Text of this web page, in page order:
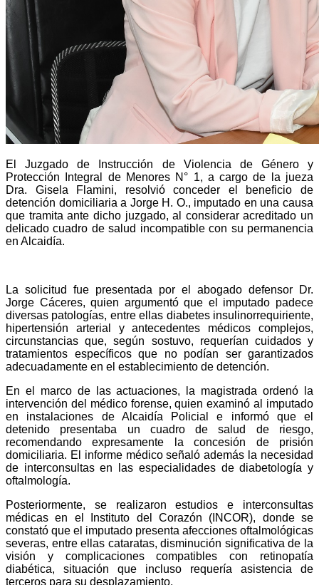
El Juzgado de Instrucción de Violencia de Género y
Protección Integral de Menores N° 1, a cargo de la jueza
Dra. Gisela Flamini, resolvió conceder el beneficio de
detención domiciliaria a Jorge H. O., imputado en una causa
que tramita ante dicho juzgado, al considerar acreditado un
delicado cuadro de salud incompatible con su permanencia
en Alcaidía.
La solicitud fue presentada por el abogado defensor Dr.
Jorge Cáceres, quien argumentó que el imputado padece
diversas patologías, entre ellas diabetes insulinorrequiriente,
hipertensión arterial y antecedentes médicos complejos,
circunstancias que, según sostuvo, requerían cuidados y
tratamientos específicos que no podían ser garantizados
adecuadamente en el establecimiento de detención.
En el marco de las actuaciones, la magistrada ordenó la
intervención del médico forense, quien examinó al imputado
en instalaciones de Alcaidía Policial e informó que el
detenido presentaba un cuadro de salud de riesgo,
recomendando expresamente la concesión de prisión
domiciliaria. El informe médico señaló además la necesidad
de interconsultas en las especialidades de diabetología y
oftalmología.
Posteriormente, se realizaron estudios e interconsultas
médicas en el Instituto del Corazón (INCOR), donde se
constató que el imputado presenta afecciones oftalmológicas
severas, entre ellas cataratas, disminución significativa de la
visión y complicaciones compatibles con retinopatía
diabética, situación que incluso requería asistencia de
terceros para su desplazamiento.